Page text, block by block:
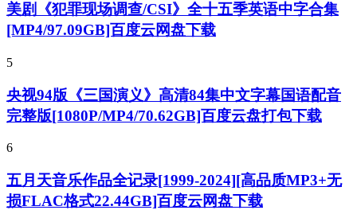
美剧《犯罪现场调查/CSI》全十五季英语中字合集
[MP4/97.09GB]百度云网盘下载
5
央视94版《三国演义》高清84集中文字幕国语配音
完整版[1080P/MP4/70.62GB]百度云盘打包下载
6
五月天音乐作品全记录[1999-2024][高品质MP3+无
损FLAC格式22.44GB]百度云网盘下载